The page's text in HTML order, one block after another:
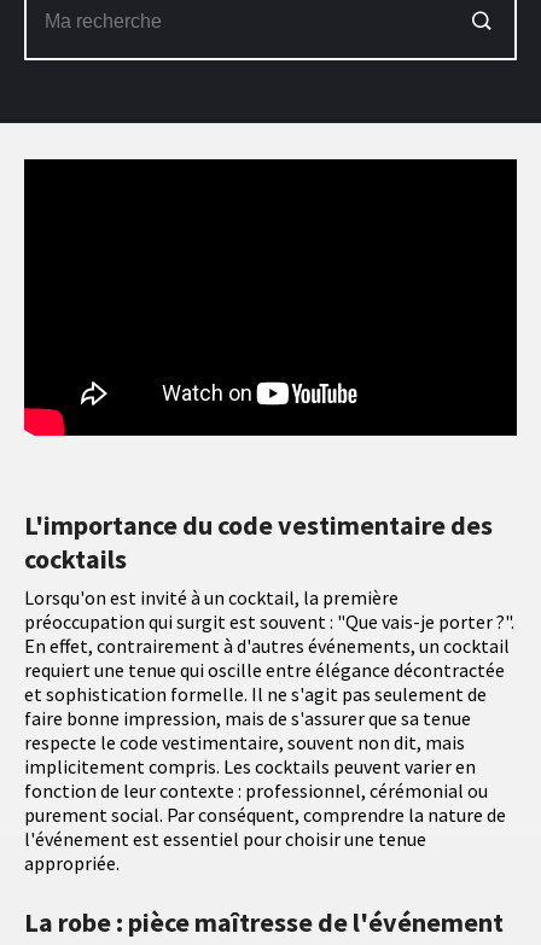
L'importance du code vestimentaire des
cocktails
Lorsqu'on est invité à un cocktail, la première
préoccupation qui surgit est souvent : "Que vais-je porter ?".
En effet, contrairement à d'autres événements, un cocktail
requiert une tenue qui oscille entre élégance décontractée
et sophistication formelle. Il ne s'agit pas seulement de
faire bonne impression, mais de s'assurer que sa tenue
respecte le code vestimentaire, souvent non dit, mais
implicitement compris. Les cocktails peuvent varier en
fonction de leur contexte : professionnel, cérémonial ou
purement social. Par conséquent, comprendre la nature de
l'événement est essentiel pour choisir une tenue
appropriée.
La robe : pièce maîtresse de l'événement